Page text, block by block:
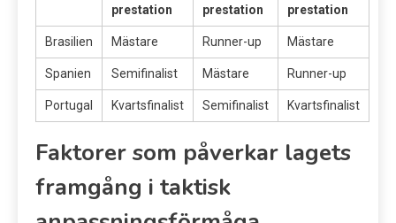
prestation
prestation
prestation
Brasilien Mästare Runner-up Mästare
Spanien Semifinalist Mästare Runner-up
Portugal Kvartsfinalist Semifinalist Kvartsfinalist
Faktorer som påverkar lagets
framgång i taktisk